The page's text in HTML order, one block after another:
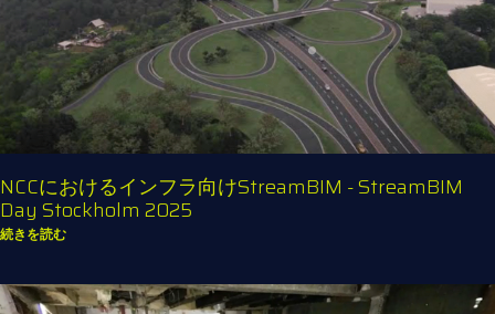
NCCにおけるインフラ向けStreamBIM - StreamBIM
Day Stockholm 2025
続きを読む